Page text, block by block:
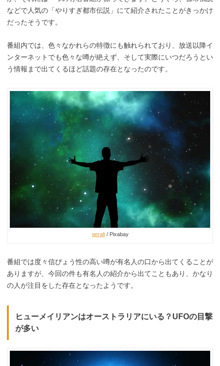
などで人気の「やりすぎ都市伝説」にて紹介されたことがきっかけ
だったそうです。
番組内では、色々なかれらの特徴にも触れられており、放送以降イ
ンターネットでも色々な噂が絶えず、そして実際にいつだろうとい
う情報まで出てくるほど話題の存在となったのです。
geralt/ Pixabay
番組では度々信ぴょう性の高い噂が有名人の口から出てくることが
ありますが、今回の件も有名人の紹介から出てこともあり、かなり
の人が注目をした存在となったようです。
ヒューメイリアンはオーストラリアにいる？UFOの目撃
が多い